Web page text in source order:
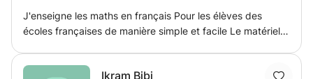
J'enseigne les maths en français Pour les élèves des
écoles françaises de manière simple et facile Le matériel
périmètre d'une zone de volume pour toutes les formes
Ikram Bibi